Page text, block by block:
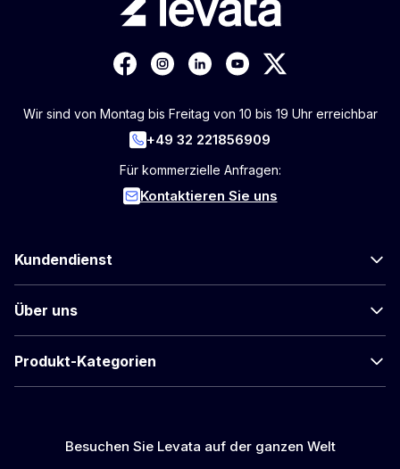
Wir sind von Montag bis Freitag von 10 bis 19 Uhr erreichbar
+49 32 221856909
Für kommerzielle Anfragen:
Kontaktieren Sie uns
Kundendienst
Über uns
Produkt-Kategorien
Besuchen Sie Levata auf der ganzen Welt